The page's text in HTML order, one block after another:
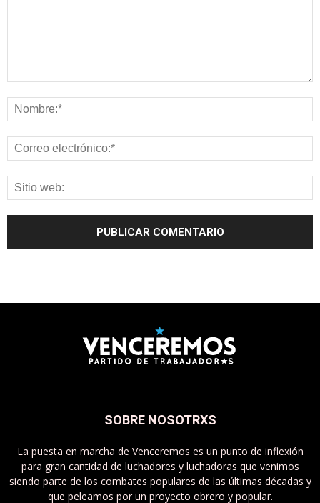
SOBRE NOSOTRXS
La puesta en marcha de Venceremos es un punto de inflexión
para gran cantidad de luchadores y luchadoras que venimos
siendo parte de los combates populares de las últimas décadas y
que peleamos por un proyecto obrero y popular.